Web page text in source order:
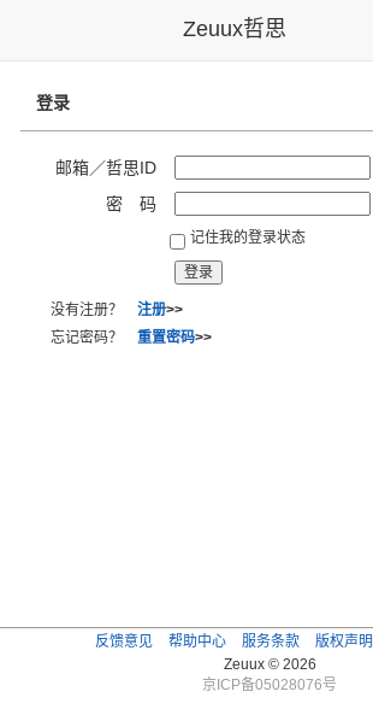
Zeuux哲思
登录
邮箱／哲思ID
密 码
记住我的登录状态
没有注册？ 注册>>
忘记密码？ 重置密码>>
反馈意见 帮助中心 服务条款 版权声明
Zeuux © 2026
京ICP备05028076号